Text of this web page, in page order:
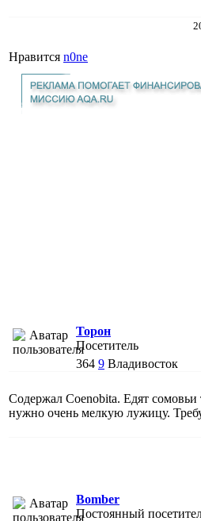
Нравится n0ne
Торон
Посетитель
364 9 Владивосток
Содержал Coenobita. Едят сомовьи
нужно очень мелкую лужицу.
Bomber
Постоянный